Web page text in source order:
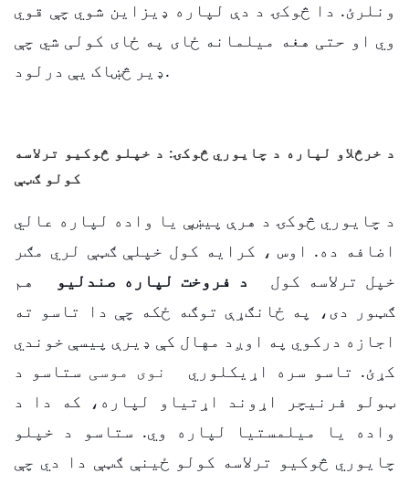
ونلرئ. دا څوکۍ د دې لپاره ډیزاین شوي چې قوي
وي او حتی هغه میلمانه ځای په ځای کولی شي چې
ډیر څښاک یې درلود.
د خرڅلاو لپاره د چایوري څوکۍ: د خپلو څوکیو ترلاسه
کولو ګټې
د چایوري څوکۍ د هرې پیښې یا واده لپاره عالي
اضافه ده. اوس ، کرایه کول خپلې ګټې لري مګر
خپل ترلاسه کول
د فروخت لپاره صندليو
هم
ګټور دی، په ځانګړې توګه ځکه چې دا تاسو ته
اجازه درکوي په اوږد مهال کې ډیرې پیسې خوندي
کړئ. تاسو سره اړيکلوري
نوی موسی ستاسو د
ټولو فرنیچر اړوند اړتیاو لپاره، که دا د
واده یا میلمستیا لپاره وي. ستاسو د خپلو
چایوري څوکیو ترلاسه کولو ځینې ګټې دا دي چې